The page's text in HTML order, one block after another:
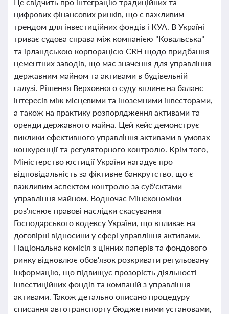
цифрових фінансових ринків, що є важливим
трендом для інвестиційних фондів і КУА. В Україні
триває судова справа між компанією "Ковальська"
та ірландською корпорацією CRH щодо придбання
цементних заводів, що має значення для управління
державним майном та активами в будівельній
галузі. Рішення Верховного суду вплине на баланс
інтересів між місцевими та іноземними інвесторами,
а також на практику розпорядження активами та
оренди державного майна. Цей кейс демонструє
виклики ефективного управління активами в умовах
конкуренції та регуляторного контролю. Крім того,
Міністерство юстиції України нагадує про
відповідальність за фіктивне банкрутство, що є
важливим аспектом контролю за суб'єктами
управління майном. Водночас Мінекономіки
роз'яснює правові наслідки скасування
Господарського кодексу України, що впливає на
договірні відносини у сфері управління активами.
Національна комісія з цінних паперів та фондового
ринку відновлює обов'язок розкривати регульовану
інформацію, що підвищує прозорість діяльності
інвестиційних фондів та компаній з управління
активами. Також детально описано процедуру
списання автотранспорту бюджетними установами,